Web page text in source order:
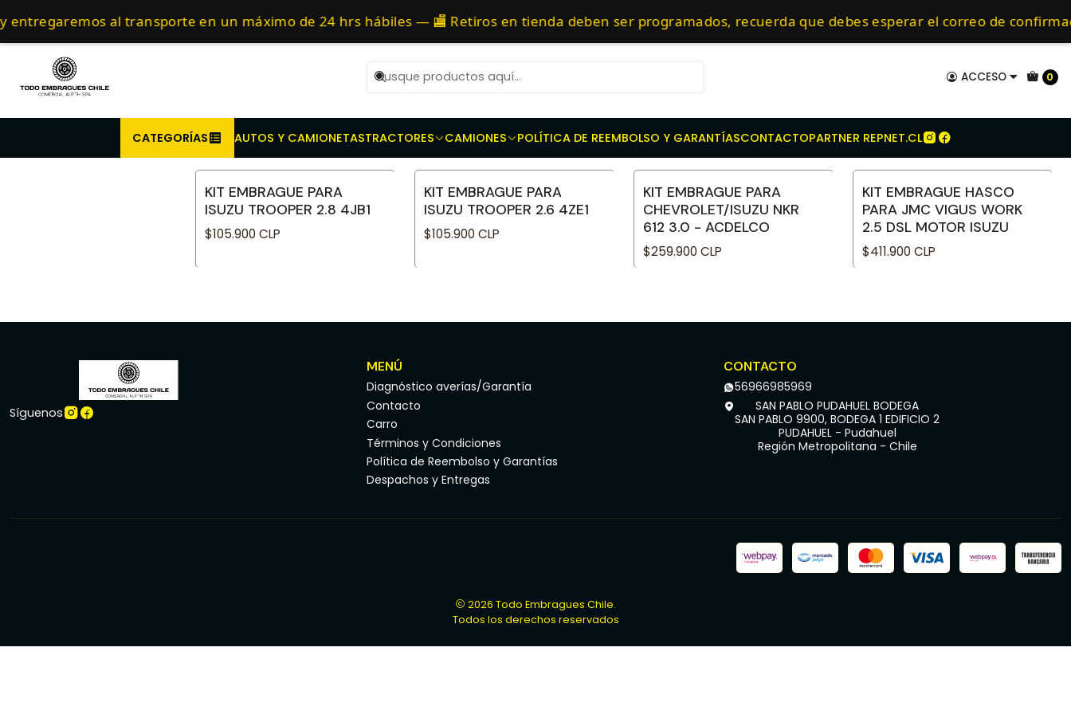
ACCESO 0
al transporte en un máximo de 24 hrs hábiles — 🏬 Retiros en tienda deben ser programados, recuerda que debes esperar el correo de
CATEGORÍAS AUTOS Y CAMIONETASTRACTORES CAMIONES POLÍTICA DE REEMBOLSO Y GARANTÍASCONTACTOPARTNER REPNET.CL
Compra antes de las 10 AM de Lunes a Viernes y entregaremos al transporte en un máximo de 24 hrs hábiles.
Inicio Repuestos para vehículos automotrices Repuestos de transmisión Kit de Embragues Embragues para Isuzu
Embragues para Isuzu
No disponible
KIT EMBRAGUE PARA
ISUZU TROOPER 2.8 4JB1
$105.900 CLP
No disponible
KIT EMBRAGUE PARA
ISUZU TROOPER 2.6 4ZE1
$105.900 CLP
KIT EMBRAGUE PARA
CHEVROLET/ISUZU NKR
612 3.0 - ACDELCO
$259.900 CLP
No disponible
KIT EMBRAGUE HASCO
PARA JMC VIGUS WORK
2.5 DSL MOTOR ISUZU
$411.900 CLP
Síguenos
MENÚ
Diagnóstico averías/Garantía
Contacto
Carro
Términos y Condiciones
Política de Reembolso y Garantías
Despachos y Entregas
CONTACTO
56966985969
SAN PABLO PUDAHUEL BODEGA
SAN PABLO 9900, BODEGA 1 EDIFICIO 2
PUDAHUEL - Pudahuel
Región Metropolitana - Chile
2026 Todo Embragues Chile.
Todos los derechos reservados